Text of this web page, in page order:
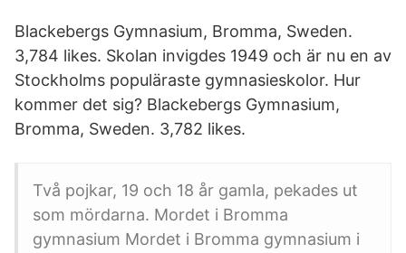
Blackebergs Gymnasium, Bromma, Sweden.
3,784 likes. Skolan invigdes 1949 och är nu en av
Stockholms populäraste gymnasieskolor. Hur
kommer det sig? Blackebergs Gymnasium,
Bromma, Sweden. 3,782 likes.
Två pojkar, 19 och 18 år gamla, pekades ut
som mördarna. Mordet i Bromma
gymnasium Mordet i Bromma gymnasium i